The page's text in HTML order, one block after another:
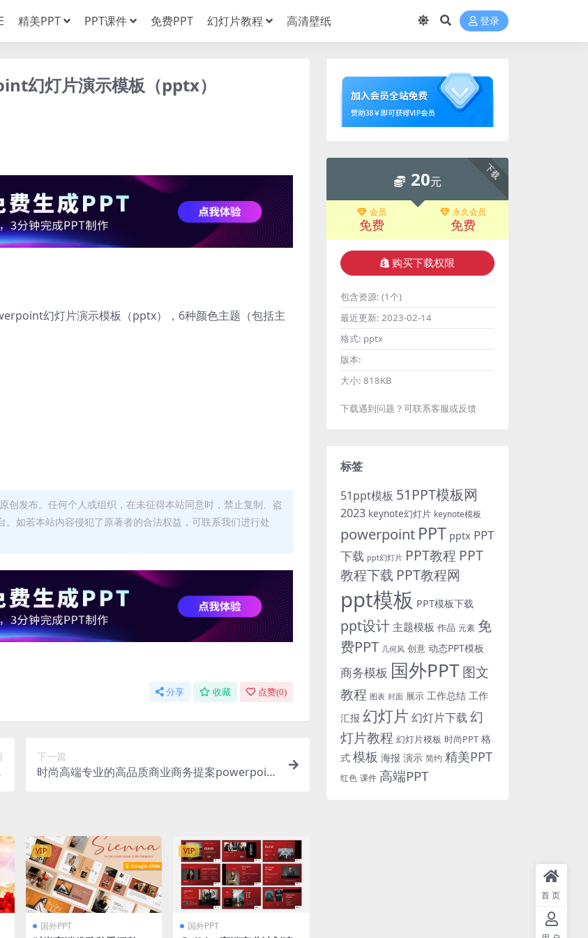
精美PPT PPT课件 免费PPT 幻灯片教程 高清壁纸 登录
幻灯片演示模板（pptx）
幻灯片演示模板（pptx）， 6种颜色主题（包括主
创发布。任何个人或组织，在未征得本站同意时，禁止复制、盗
如若本站内容侵犯了原著者的合法权益，可联系我们进行处
分享 收藏 点赞(0)
下一篇
时尚高端专业的高品质商业商务提案powerpoint
VIP
国外PPT
VIP
国外PPT
下载
20元
会员
免费
永久会员
免费
购买下载权限
包含资源: (1个)
最近更新: 2023-02-14
格式: pptx
版本:
大小: 818KB
下载遇到问题？可联系客服或反馈
标签
51ppt模板 51PPT模板网
2023 keynote幻灯片 keynote模板
powerpoint PPT pptx PPT
下载 ppt幻灯片 PPT教程 PPT
教程下载 PPT教程网
ppt模板 PPT模板下载
ppt设计 主题模板 作品 元素 免
费PPT 几何风 创意 动态PPT模板
商务模板 国外PPT图文
教程 图表 封面 展示 工作总结 工作
汇报 幻灯片 幻灯片下载 幻
灯片教程 幻灯片模板 时尚PPT 格
式 模板 海报 演示 简约 精美PPT
红色 课件 高端PPT
首页